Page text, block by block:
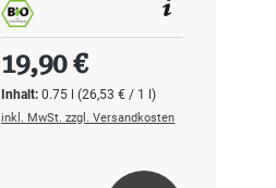
Inhalt:0.75 l(26,53 € / 1 l)
Regulärer Preis:
19,90 €
inkl. MwSt. zzgl. Versandkosten